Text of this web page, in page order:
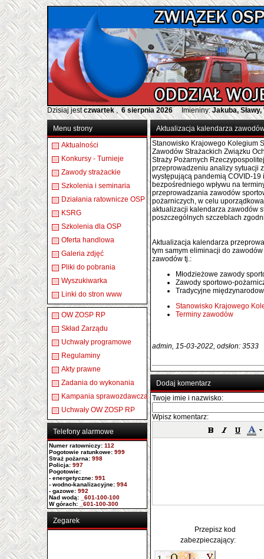
Dzisiaj jestczwartek,6 sierpnia 2026 Imieniny:Jakuba,
Menu strony
Aktualności
Konkursy - Turnieje
Zawody strażackie
Szkolenia i seminaria
Działania ratownicze OSP
KSRG
Szkolenia dla OSP
Oferta handlowa
Galeria zdjęć
Pliki do pobrania
Wyszukiwarka
Linki do stron www
OW ZOSP RP
Skład Zarządu
Uchwały programowe
Regulaminy
Akty prawne
Zadania do wykonania
Kampania sprawozdawcza
Uchwały OW ZOSP RP
Telefony alarmowe
Numer ratowniczy: 112
Pogotowie ratunkowe: 999
Straż pożarna: 998
Policja: 997
Pogotowie:
- energetyczne: 991
- wodno-kanalizacyjne: 994
- gazowe: 992
Nad wodą: _601-100-100
W górach: _601-100-300
Zegarek
Aktualizacja kalendarza
Stanowisko Krajowego Kolegium
Zawodów Strażackich Związku
Straży Pożarnych
przeprowadzeniu analizy sytuacji
występującą pandemią COVID-19
bezpośredniego wpływu na
przeprowadzania zawodów
pożarniczych, w celu
aktualizacji kalendarza zawodów
poszczególnych szczeblach
Aktualizacja kalendarza
tym samym eliminacji do
zawodów tj.:
Młodzieżowe zawody
Zawody sportowo-
Tradycyjne
Stanowisko Krajowego
Terminy zawodów
admin, 15-03-2022, odsłon: 3533
Dodaj komentarz
Twoje imie i nazwisko:
Wpisz komentarz:
Przepisz kod
zabezpieczający: